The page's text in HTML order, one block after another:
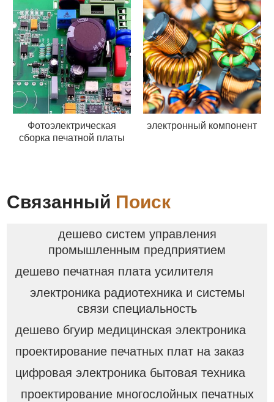
Фотоэлектрическая
сборка печатной платы
электронный компонент
Связанный Поиск
дешево систем управления
промышленным предприятием
дешево печатная плата усилителя
электроника радиотехника и системы
связи специальность
дешево бгуир медицинская электроника
проектирование печатных плат на заказ
цифровая электроника бытовая техника
проектирование многослойных печатных